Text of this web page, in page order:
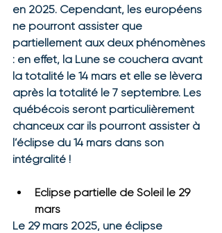
en 2025. Cependant, les européens
ne pourront assister que
partiellement aux deux phénomènes
: en effet, la Lune se couchera avant
la totalité le 14 mars et elle se lèvera
après la totalité le 7 septembre. Les
québécois seront particulièrement
chanceux car ils pourront assister à
l’éclipse du 14 mars dans son
intégralité !
Eclipse partielle de Soleil le 29
mars
Le 29 mars 2025, une éclipse